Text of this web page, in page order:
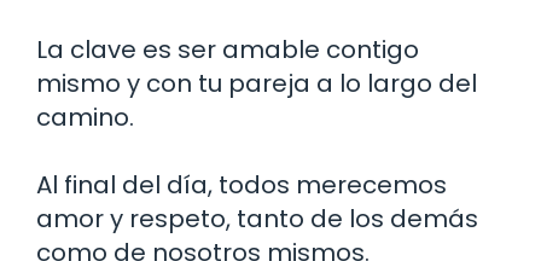
La clave es ser amable contigo
mismo y con tu pareja a lo largo del
camino.
Al final del día, todos merecemos
amor y respeto, tanto de los demás
como de nosotros mismos.